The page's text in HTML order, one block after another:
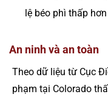
lệ béo phì thấp
An ninh và an toàn
Theo dữ liệu từ Cục
phạm tại Colorado